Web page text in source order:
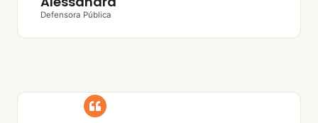
Defensora Pública